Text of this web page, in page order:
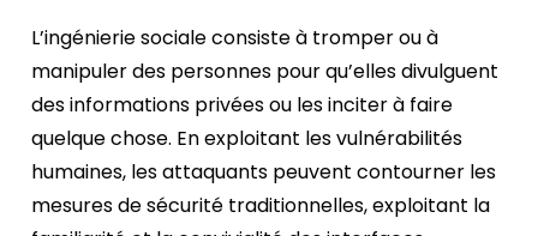
L’ingénierie sociale consiste à tromper ou à
manipuler des personnes pour qu’elles divulguent
des informations privées ou les inciter à faire
quelque chose. En exploitant les vulnérabilités
humaines, les attaquants peuvent contourner les
mesures de sécurité traditionnelles, exploitant la